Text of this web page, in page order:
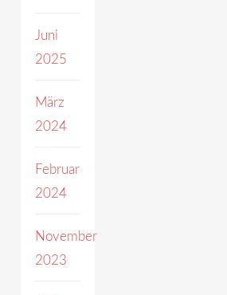
Juni
2025
März
2024
Februar
2024
November
2023